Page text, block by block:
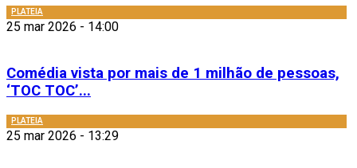
PLATEIA
25 mar 2026 - 14:00
Comédia vista por mais de 1 milhão de pessoas,
‘TOC TOC’...
PLATEIA
25 mar 2026 - 13:29